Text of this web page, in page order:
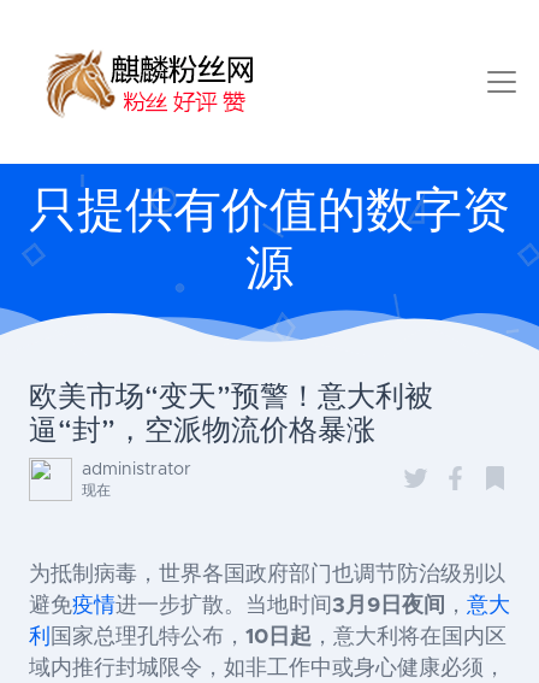
只提供有价值的数字资
源
欧美市场“变天”预警！意大利被
逼“封”，空派物流价格暴涨
administrator
现在
为抵制病毒，世界各国政府部门也调节防治级别以
避免疫情进一步扩散。当地时间 3月9日夜间 ， 意大
利 国家总理孔特公布， 10日起 ，意大利将在国内区
域内推行封城限令，如非工作中或身心健康必须，